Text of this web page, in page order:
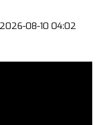
2026-08-10 04:02